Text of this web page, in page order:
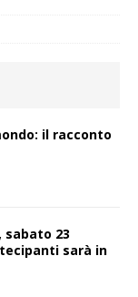
il racconto
sabato 23
sarà in